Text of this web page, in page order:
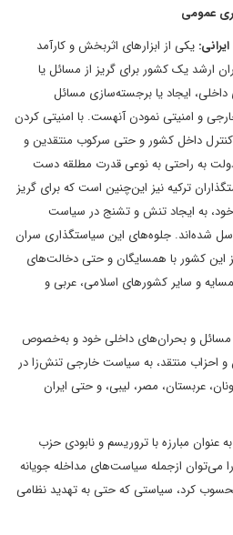
عمومی
یکی از ابزارهای اثربخش و کارآمد
ارشد یک کشور برای گریز از ‌مسائل یا
ایجاد یا برجسته‌سازی مسائل
و امنیتی نمودن آنهست. با امنیتی کردن
داخل کشور و حتی سرکوب منتقدین و
به راحتی به نوعی قدرت مطلقه دست
ترکیه نیز این‌چنین است که برای گریز
به ایجاد تنش و تشنج در سیاست
شده‌اند. جلوه‌های این سیاستگذاری سران
این کشور با همسایگان و حتی دخالت‌های
و سایر کشورهای اسلامی، عربی و
مسائل و بحران‌های داخلی خود و به‌خصوص
احزاب منتقد، به سیاست خارجی تنش‌زا در
عربستان، مصر، لیبی، و حتی ایران
مبارزه با تروریسم و نابودی حزب
می‌توان ازجمله سیاست‌های مداخله جویانه
کرد، سیاستی که حتی به تهدید نظامی